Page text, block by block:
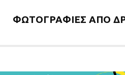
ΦΩΤΟΓΡΑΦΙΕΣ ΑΠΟ